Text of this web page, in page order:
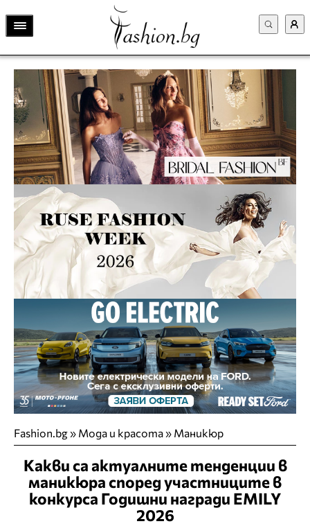
Fashion.bg» Мода и красота» Маникюр
Какви са актуалните тенденции в
маникюра според участниците в
конкурса Годишни награди EMILY
2026